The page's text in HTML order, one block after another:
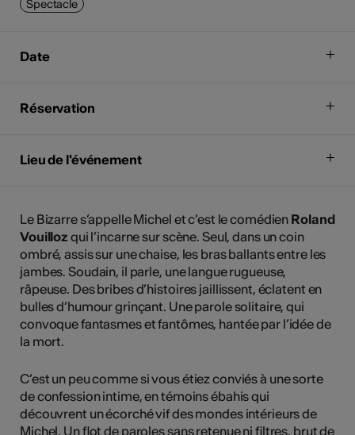
Spectacle
Date
Réservation
Lieu de l'événement
Le Bizarre s’appelle Michel et c’est le comédien Roland
Vouilloz qui l’incarne sur scène. Seul, dans un coin
ombré, assis sur une chaise, les bras ballants entre les
jambes. Soudain, il parle, une langue rugueuse,
râpeuse. Des bribes d’histoires jaillissent, éclatent en
bulles d’humour grinçant. Une parole solitaire, qui
convoque fantasmes et fantômes, hantée par l’idée de
la mort.
C’est un peu comme si vous étiez conviés à une sorte
de confession intime, en témoins ébahis qui
découvrent un écorché vif des mondes intérieurs de
Michel. Un flot de paroles sans retenue ni filtres, brut de